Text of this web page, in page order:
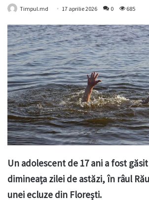
Timpul.md 17 aprilie 2026 0 685
Un adolescent de 17 ani a fost
dimineața zilei de astăzi, în râul
unei ecluze din Florești.